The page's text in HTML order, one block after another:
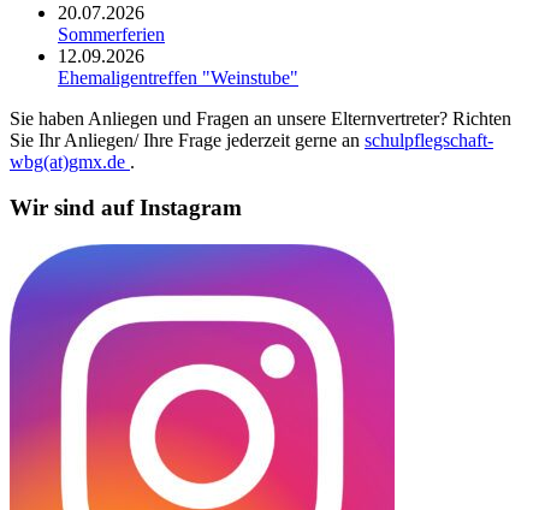
20.07.2026
Sommerferien
12.09.2026
Ehemaligentreffen "Weinstube"
Sie haben Anliegen und Fragen an unsere Elternvertreter? Richten
Sie Ihr Anliegen/ Ihre Frage jederzeit gerne an schulpflegschaft-
wbg(at)gmx.de .
Wir sind auf Instagram